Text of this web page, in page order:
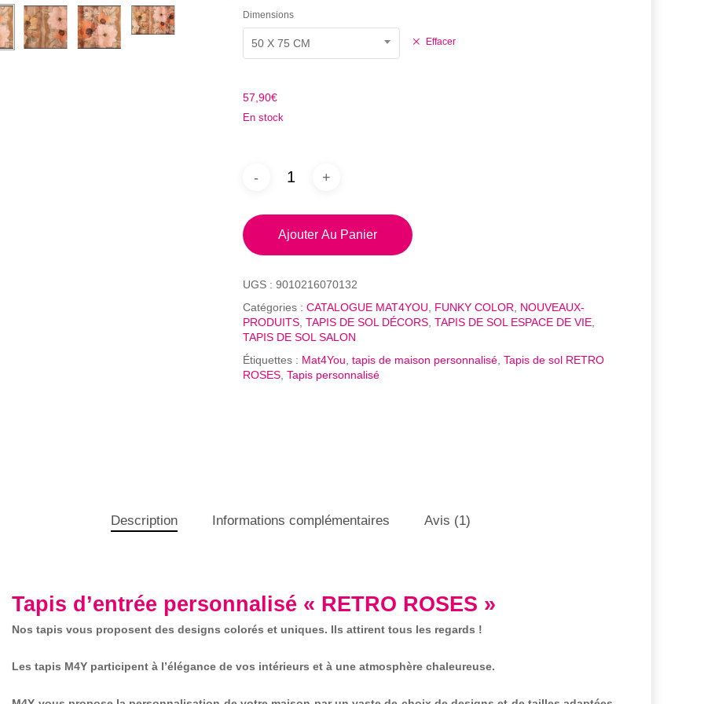
Dimensions
50 X 75 CM Effacer
57,90€
En stock
Ajouter Au Panier
UGS : 9010216070132
Catégories : CATALOGUE MAT4YOU FUNKY COLOR
NOUVEAUX-
PRODUITS, TAPIS DE SOL DÉCORS, TAPIS DE SOL ESPACE DE VIE,
TAPIS DE SOL SALON
Étiquettes : Mat4You tapis de maison personnalisé, Tapis de sol RETRO
ROSES, Tapis personnalisé
Description Informations complémentaires Avis (1)
Tapis d’entrée personnalisé « RETRO ROSES »
Nos tapis vous proposent des designs colorés et uniques. Ils attirent tous les regards !
Les tapis M4Y participent à l’élégance de vos intérieurs et à une atmosphère chaleureuse.